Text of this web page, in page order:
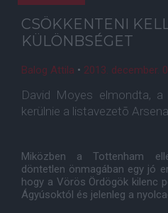
CSÖKKENTENI
KÜLÖNBSÉGET
Balog Attila • 2013. december.
David Moyes elmondta, a
kerülnie a listavezetõ
Miközben a Tottenham
döntetlen önmagában egy jó
hogy a Vörös Ördögök kilenc
Ágyúsoktól és jelenleg a